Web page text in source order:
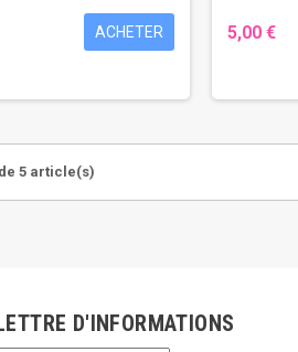
ACHETER 5,00 €
5 article(s)
D'INFORMATIONS